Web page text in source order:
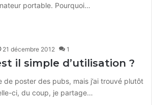
portable. Pourquoi…
21 décembre 2012 1
il simple d’utilisation ?
de poster des pubs, mais j’ai trouvé plutôt
ci, du coup, je partage…